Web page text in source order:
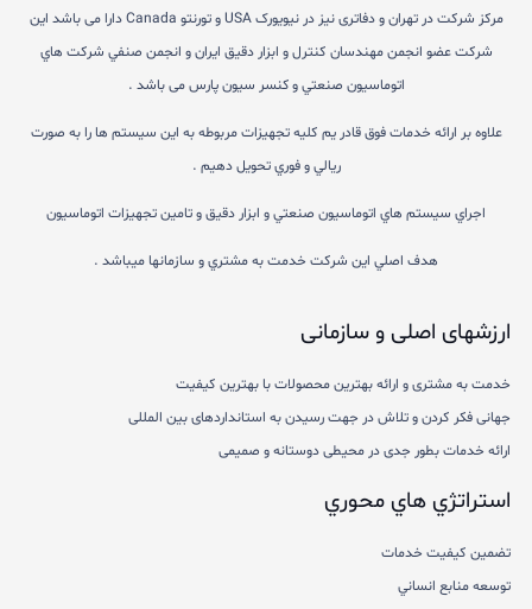
مركز شركت در تهران و دفاتری نیز در نیویورک USA و تورنتو Canada دارا می باشد اين
شركت عضو انجمن مهندسان كنترل و ابزار دقيق ايران و انجمن صنفي شركت هاي
اتوماسيون صنعتي و کنسر سیون پارس می باشد .
علاوه بر ارائه خدمات فوق قادر يم كليه تجهيزات مربوطه به اين سيستم ها را به صورت
ريالي و فوري تحويل دهيم .
اجراي سيستم هاي اتوماسيون صنعتي و ابزار دقيق و تامين تجهيزات اتوماسيون
هدف اصلي اين شركت خدمت به مشتري و سازمانها ميباشد .
ارزشهای اصلی و سازمانی
خدمت به مشتری و ارائه بهترین محصولات با بهترین كيفيت
جهانی فكر كردن و تلاش در جهت رسیدن به استانداردهای بین المللی
ارائه خدمات بطور جدی در محيطی دوستانه و صميمی
استراتژي هاي محوري
تضمین كيفيت خدمات
توسعه منابع انساني